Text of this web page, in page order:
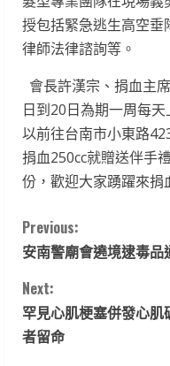
授包括緊急逃生高空
律師法律諮詢等。
會長許漢宗、捐血主
日到20日為期一周每
以前往台南市小東路
捐血250cc就贈送伴手
份，歡迎大家踴躍來捐
C
o
n
t
Previous:
安南警廟會遶境逮毒品
Next:
罕見心肌梗塞併發心
者留命